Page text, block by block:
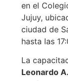
en el
Jujuy,
ciudad de
hasta las
La
Leonardo